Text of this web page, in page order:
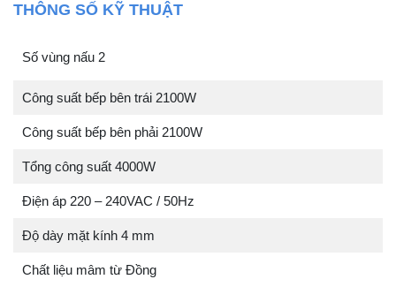
THÔNG SỐ KỸ THUẬT
Số vùng nấu 2
Công suất bếp bên trái 2100W
Công suất bếp bên phải 2100W
Tổng công suất 4000W
Điện áp 220 – 240VAC / 50Hz
Độ dày mặt kính 4 mm
Chất liệu mâm từ Đồng